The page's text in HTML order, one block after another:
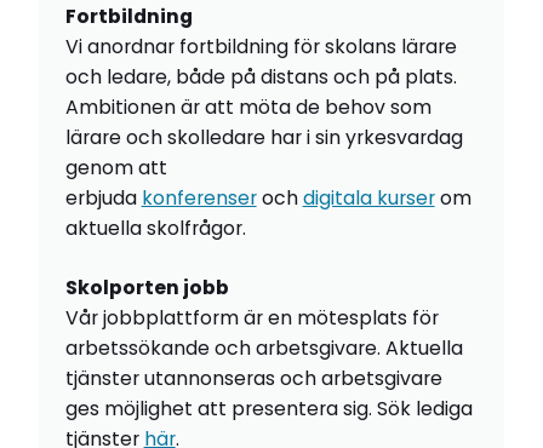
Fortbildning
Vi anordnar fortbildning för skolans lärare
och ledare, både på distans och på plats.
Ambitionen är att möta de behov som
lärare och skolledare har i sin yrkesvardag
genom att
erbjuda konferenserochdigitala kurserom
aktuella skolfrågor.
Skolporten jobb
Vår jobbplattform är en mötesplats för
arbetssökande och arbetsgivare. Aktuella
tjänster utannonseras och arbetsgivare
ges möjlighet att presentera sig. Sök lediga
tjänster här.